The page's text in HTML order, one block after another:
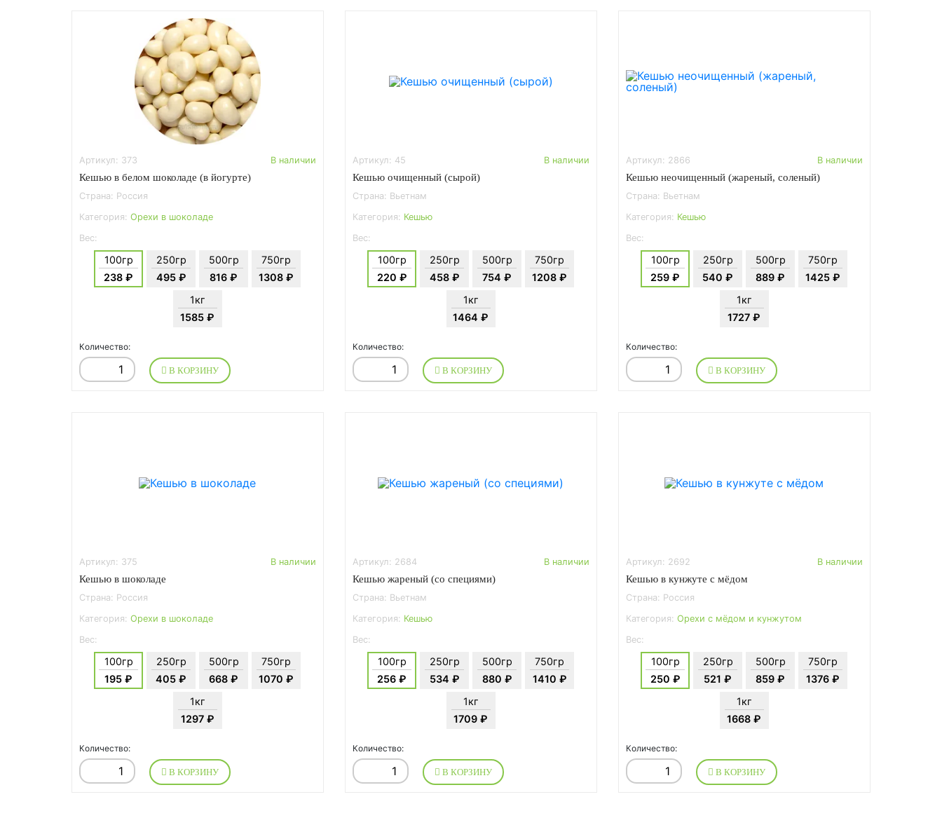
Артикул: 373 В наличии
Кешью в белом шоколаде (в йогурте)
Страна: Россия
Категория: Орехи в шоколаде
Вес:
100гр
238 ₽
250гр
495 ₽
500гр
816 ₽
750гр
1308 ₽
1кг
1585 ₽
Количество:
В КОРЗИНУ
Артикул: 45 В наличии
Кешью очищенный (сырой)
Страна: Вьетнам
Категория: Кешью
Вес:
100гр
220 ₽
250гр
458 ₽
500гр
754 ₽
750гр
1208 ₽
1кг
1464 ₽
Количество:
В КОРЗИНУ
Артикул: 2866 В наличии
Кешью неочищенный (жареный, соленый)
Страна: Вьетнам
Категория: Кешью
Вес:
100гр
259 ₽
250гр
540 ₽
500гр
889 ₽
750гр
1425 ₽
1кг
1727 ₽
Количество:
В КОРЗИНУ
Артикул: 375 В наличии
Кешью в шоколаде
Страна: Россия
Категория: Орехи в шоколаде
Вес:
100гр
195 ₽
250гр
405 ₽
500гр
668 ₽
750гр
1070 ₽
1кг
1297 ₽
Количество:
В КОРЗИНУ
Артикул: 2684 В наличии
Кешью жареный (со специями)
Страна: Вьетнам
Категория: Кешью
Вес:
100гр
256 ₽
250гр
534 ₽
500гр
880 ₽
750гр
1410 ₽
1кг
1709 ₽
Количество:
В КОРЗИНУ
Артикул: 2692 В наличии
Кешью в кунжуте с мёдом
Страна: Россия
Категория: Орехи с мёдом и кунжутом
Вес:
100гр
250 ₽
250гр
521 ₽
500гр
859 ₽
750гр
1376 ₽
1кг
1668 ₽
Количество:
В КОРЗИНУ